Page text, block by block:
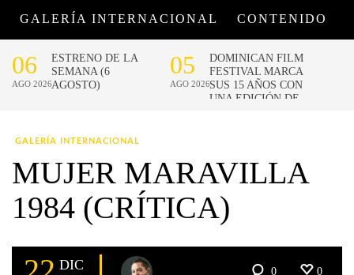
GALERÍA INTERNACIONAL CONTENIDO
GALERÍA INTERNACIONAL
MUJER MARAVILLA
1984 (CRÍTICA)
DIC 0 0